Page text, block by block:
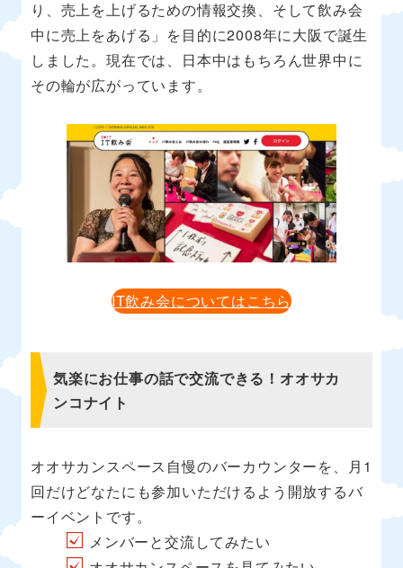
り、売上を上げるための情報交換、そして飲み会
中に売上をあげる」を目的に2008年に大阪で誕生
しました。現在では、日本中はもちろん世界中に
その輪が広がっています。
IT飲み会についてはこちら
気楽にお仕事の話で交流できる！オオサカ
ンコナイト
オオサカンスペース自慢のバーカウンターを、月1
回だけどなたにも参加いただけるよう開放するバ
ーイベントです。
メンバーと交流してみたい